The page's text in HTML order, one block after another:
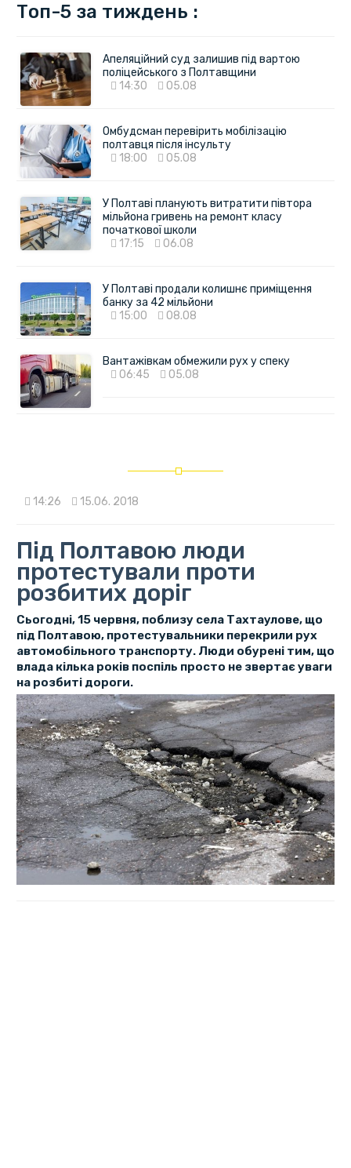
Топ-5 за тиждень :
Апеляційний суд залишив під вартою
поліцейського з Полтавщини
14:30
05.08
Омбудсман перевірить мобілізацію
полтавця після інсульту
18:00
05.08
У Полтаві планують витратити півтора
мільйона гривень на ремонт класу
початкової школи
17:15
06.08
У Полтаві продали колишнє приміщення
банку за 42 мільйони
15:00
08.08
Вантажівкам обмежили рух у спеку
06:45
05.08
14:26 15.06. 2018
Під Полтавою люди
протестували проти
розбитих доріг
Сьогодні, 15 червня, поблизу села Тахтаулове, що
під Полтавою, протестувальники перекрили рух
автомобільного транспорту. Люди обурені тим, що
влада кілька років поспіль просто не звертає уваги
на розбиті дороги.